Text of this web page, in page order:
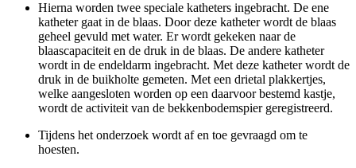
Hierna worden twee speciale katheters ingebracht. De ene
katheter gaat in de blaas. Door deze katheter wordt de blaas
geheel gevuld met water. Er wordt gekeken naar de
blaascapaciteit en de druk in de blaas. De andere katheter
wordt in de endeldarm ingebracht. Met deze katheter wordt de
druk in de buikholte gemeten. Met een drietal plakkertjes,
welke aangesloten worden op een daarvoor bestemd kastje,
wordt de activiteit van de bekkenbodemspier geregistreerd.
Tijdens het onderzoek wordt af en toe gevraagd om te
hoesten.